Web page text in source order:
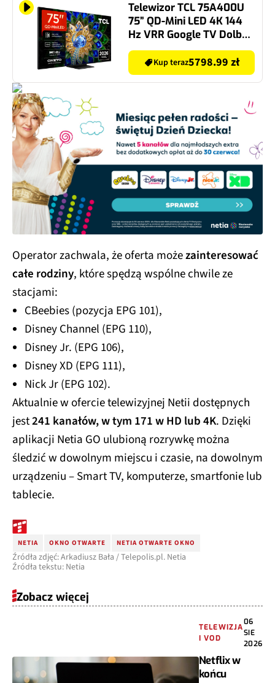
Telewizor TCL 75A400U
75” QD-Mini LED 4K 144
Hz VRR Google TV Dolby
Atmos Dolby Vision HDMI
Kup teraz5798.99 zł
Operator zachwala, że oferta możezainteresować
całe rodziny, które spędzą wspólne chwile ze
stacjami:
CBeebies (pozycja EPG 101),
Disney Channel (EPG 110),
Disney Jr. (EPG 106),
Disney XD (EPG 111),
Nick Jr (EPG 102).
Aktualnie w ofercie telewizyjnej Netii dostępnych
jest241 kanałów, w tym 171 w HD lub 4K. Dzięki
aplikacji Netia GO ulubioną rozrywkę można
śledzić w dowolnym miejscu i czasie, na dowolnym
urządzeniu – Smart TV, komputerze, smartfonie lub
tablecie.
NETIA OKNO OTWARTE NETIA OTWARTE OKNO
Źródła zdjęć: Arkadiusz Bała / Telepolis.pl. Netia
Źródła tekstu: Netia
Zobacz więcej
TELEWIZJA
I VOD
06
SIE
2026
Netflix w
końcu